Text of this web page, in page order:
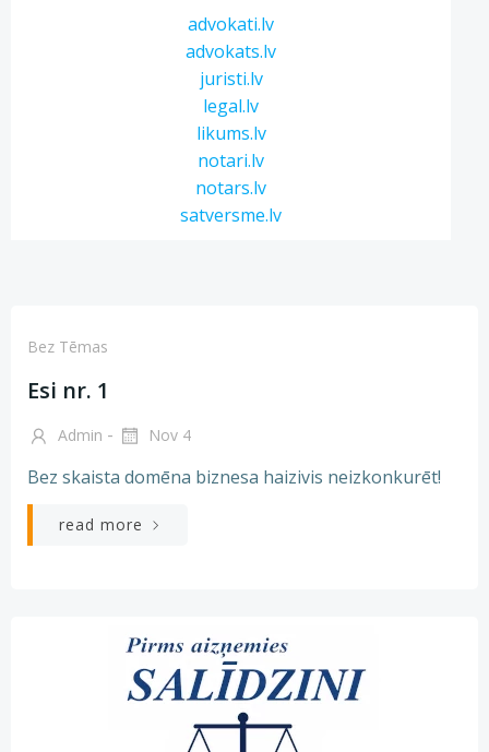
advokati.lv
advokats.lv
juristi.lv
legal.lv
likums.lv
notari.lv
notars.lv
satversme.lv
Bez Tēmas
Esi nr. 1
Admin - Nov 4
Bez skaista domēna biznesa haizivis neizkonkurēt!
read more